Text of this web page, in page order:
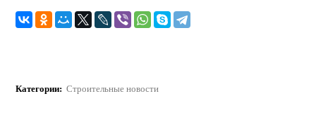
Категории: Строительные новости